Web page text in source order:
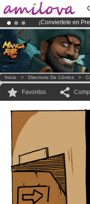
¡Conviertete en
¡Ya tenemos
El Kickstarter
Inicio > Directorio De Cómics >
Favoritos